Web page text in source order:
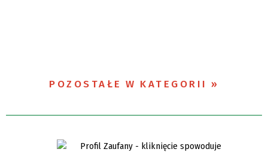
POZOSTAŁE W KATEGORII